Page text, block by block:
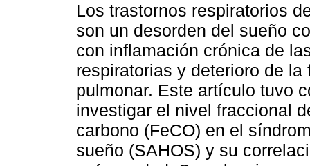
Los trastornos respiratorios
son un desorden del sueño
con inflamación crónica de
respiratorias y deterioro de la
pulmonar. Este artículo tuvo
investigar el nivel fraccional
carbono (FeCO) en el
sueño (SAHOS) y su